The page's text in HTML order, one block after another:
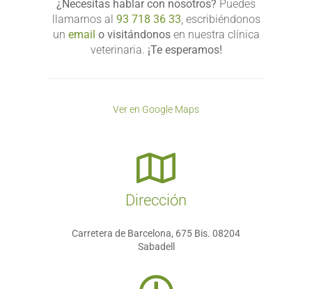
¿Necesitas hablar con nosotros? Puedes
llamarnos al 93 718 36 33 , escribiéndonos
un email o visitándonosen nuestra clínica
veterinaria. ¡Te esperamos!
Ver en Google Maps
Dirección
Carretera de Barcelona, 675 Bis. 08204
Sabadell